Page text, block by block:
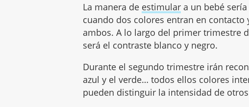
La manera de estimular a un bebé
cuando dos colores entran en
ambos. A lo largo del primer trimestre
será el contraste blanco y negro.
Durante el segundo trimestre irán
azul y el verde… todos ellos colores
pueden distinguir la intensidad de